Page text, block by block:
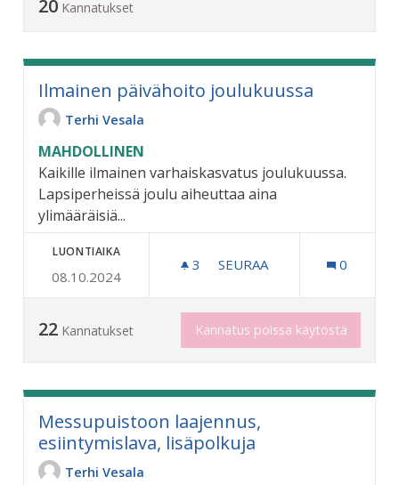
20 Kannatukset
Ilmainen päivähoito joulukuussa
Terhi Vesala
MAHDOLLINEN
Kaikille ilmainen varhaiskasvatus joulukuussa.
Lapsiperheissä joulu aiheuttaa aina
ylimääräisiä...
LUONTIAIKA
08.10.2024
3 3 SEURAAJAA
SEURAA 0
22 Kannatukset Kannatus poissa käytöstä
Messupuistoon laajennus,
esiintymislava, lisäpolkuja
Terhi Vesala